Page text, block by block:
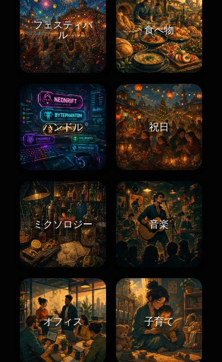
フェスティバ
ル
食べ物
ハンドル 祝日
ミクソロジー 音楽
オフィス 子育て